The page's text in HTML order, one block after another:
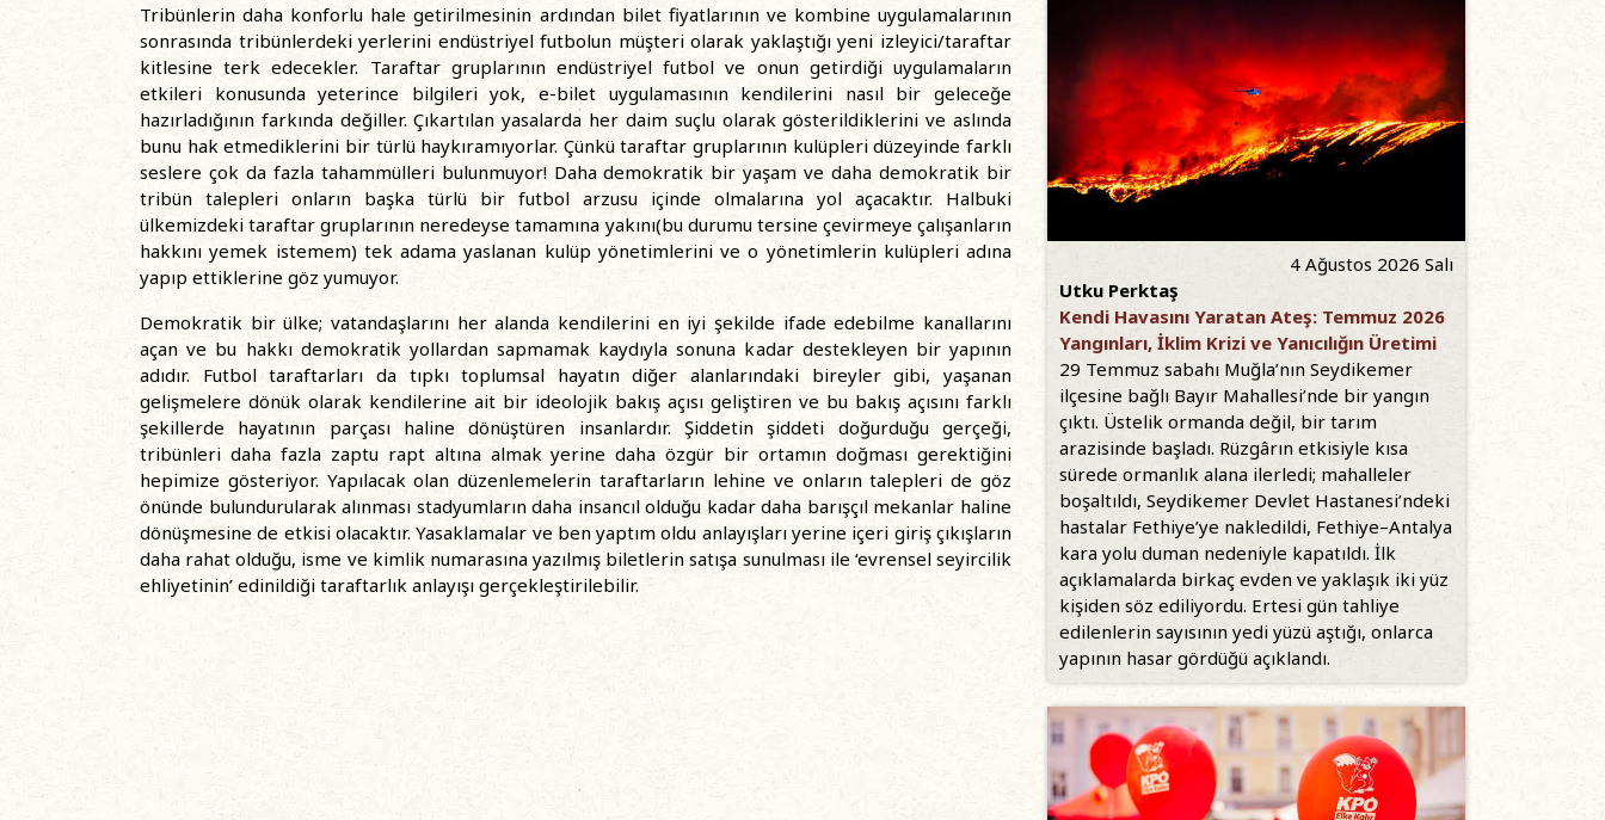
Tribünlerin daha konforlu hale getirilmesinin ardından bilet fiyatlarının ve kombine uygulamalarının
sonrasında tribünlerdeki yerlerini endüstriyel futbolun müşteri olarak yaklaştığı yeni izleyici/taraftar
kitlesine terk edecekler. Taraftar gruplarının endüstriyel futbol ve onun getirdiği uygulamaların
etkileri konusunda yeterince bilgileri yok, e-bilet uygulamasının kendilerini nasıl bir geleceğe
hazırladığının farkında değiller. Çıkartılan yasalarda her daim suçlu olarak gösterildiklerini ve aslında
bunu hak etmediklerini bir türlü haykıramıyorlar. Çünkü taraftar gruplarının kulüpleri düzeyinde farklı
seslere çok da fazla tahammülleri bulunmuyor! Daha demokratik bir yaşam ve daha demokratik bir
tribün talepleri onların başka türlü bir futbol arzusu içinde olmalarına yol açacaktır. Halbuki
ülkemizdeki taraftar gruplarının neredeyse tamamına yakını(bu durumu tersine çevirmeye çalışanların
hakkını yemek istemem) tek adama yaslanan kulüp yönetimlerini ve o yönetimlerin kulüpleri adına
yapıp ettiklerine göz yumuyor.
Demokratik bir ülke; vatandaşlarını her alanda kendilerini en iyi şekilde ifade edebilme kanallarını
açan ve bu hakkı demokratik yollardan sapmamak kaydıyla sonuna kadar destekleyen bir yapının
adıdır. Futbol taraftarları da tıpkı toplumsal hayatın diğer alanlarındaki bireyler gibi, yaşanan
gelişmelere dönük olarak kendilerine ait bir ideolojik bakış açısı geliştiren ve bu bakış açısını farklı
şekillerde hayatının parçası haline dönüştüren insanlardır. Şiddetin şiddeti doğurduğu gerçeği,
tribünleri daha fazla zaptu rapt altına almak yerine daha özgür bir ortamın doğması gerektiğini
hepimize gösteriyor. Yapılacak olan düzenlemelerin taraftarların lehine ve onların talepleri de göz
önünde bulundurularak alınması stadyumların daha insancıl olduğu kadar daha barışçıl mekanlar haline
dönüşmesine de etkisi olacaktır. Yasaklamalar ve ben yaptım oldu anlayışları yerine içeri giriş çıkışların
daha rahat olduğu, isme ve kimlik numarasına yazılmış biletlerin satışa sunulması ile ‘evrensel seyircilik
ehliyetinin’ edinildiği taraftarlık anlayışı gerçekleştirilebilir.
4 Ağustos 2026 Salı
Utku Perktaş
Kendi Havasını Yaratan Ateş: Temmuz 2026
Yangınları, İklim Krizi ve Yanıcılığın Üretimi
29 Temmuz sabahı Muğla’nın Seydikemer
ilçesine bağlı Bayır Mahallesi’nde bir yangın
çıktı. Üstelik ormanda değil, bir tarım
arazisinde başladı. Rüzgârın etkisiyle kısa
sürede ormanlık alana ilerledi; mahalleler
boşaltıldı, Seydikemer Devlet Hastanesi’ndeki
hastalar Fethiye’ye nakledildi, Fethiye–Antalya
kara yolu duman nedeniyle kapatıldı. İlk
açıklamalarda birkaç evden ve yaklaşık iki yüz
kişiden söz ediliyordu. Ertesi gün tahliye
edilenlerin sayısının yedi yüzü aştığı, onlarca
yapının hasar gördüğü açıklandı.